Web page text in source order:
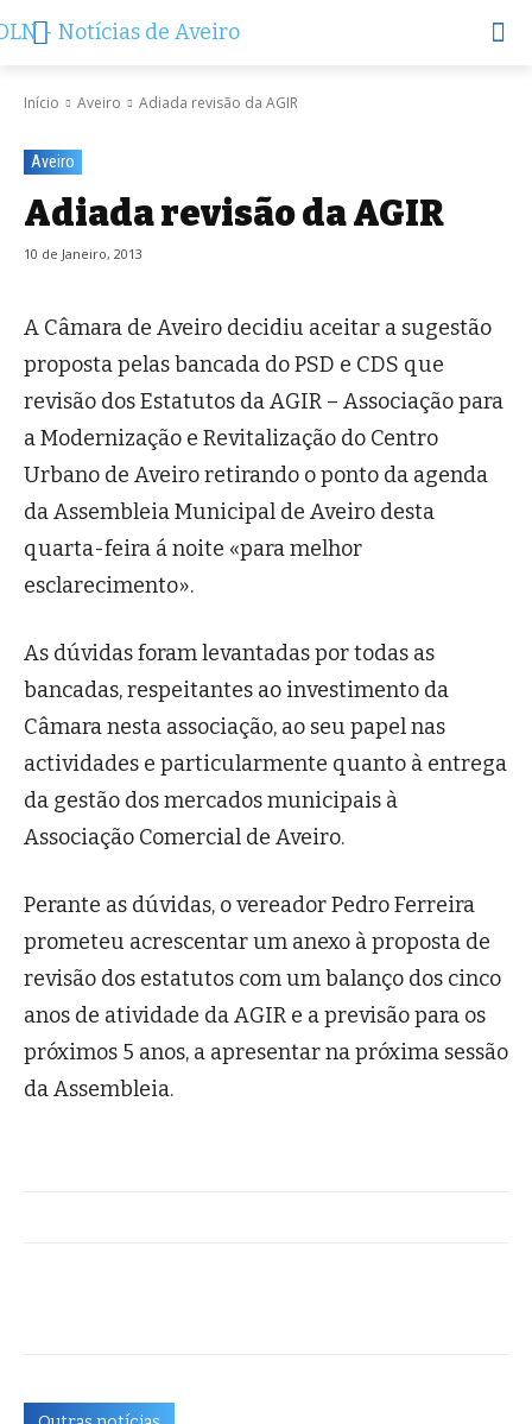
Início Aveiro Adiada revisão da AGIR
Aveiro
Adiada revisão da AGIR
10 de Janeiro, 2013
A Câmara de Aveiro decidiu aceitar a sugestão
proposta pelas bancada do PSD e CDS que
revisão dos Estatutos da AGIR – Associação para
a Modernização e Revitalização do Centro
Urbano de Aveiro retirando o ponto da agenda
da Assembleia Municipal de Aveiro desta
quarta-feira á noite «para melhor
esclarecimento».
As dúvidas foram levantadas por todas as
bancadas, respeitantes ao investimento da
Câmara nesta associação, ao seu papel nas
actividades e particularmente quanto à entrega
da gestão dos mercados municipais à
Associação Comercial de Aveiro.
Perante as dúvidas, o vereador Pedro Ferreira
prometeu acrescentar um anexo à proposta de
revisão dos estatutos com um balanço dos cinco
anos de atividade da AGIR e a previsão para os
próximos 5 anos, a apresentar na próxima sessão
da Assembleia.